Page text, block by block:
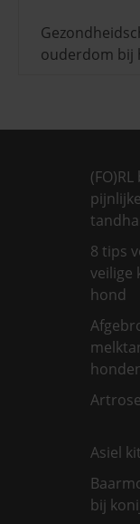
ouderdom bij
pijnlijke
8 tips
veilige
hond
Asiel
bij